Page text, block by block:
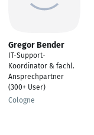
Gregor Bender
IT-Support-
Koordinator & fachl.
Ansprechpartner
(300+ User)
Cologne